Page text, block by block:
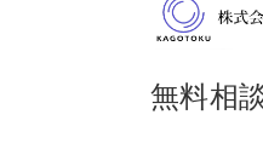
無料相